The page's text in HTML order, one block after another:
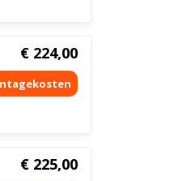
€ 224,00
€ 225,00